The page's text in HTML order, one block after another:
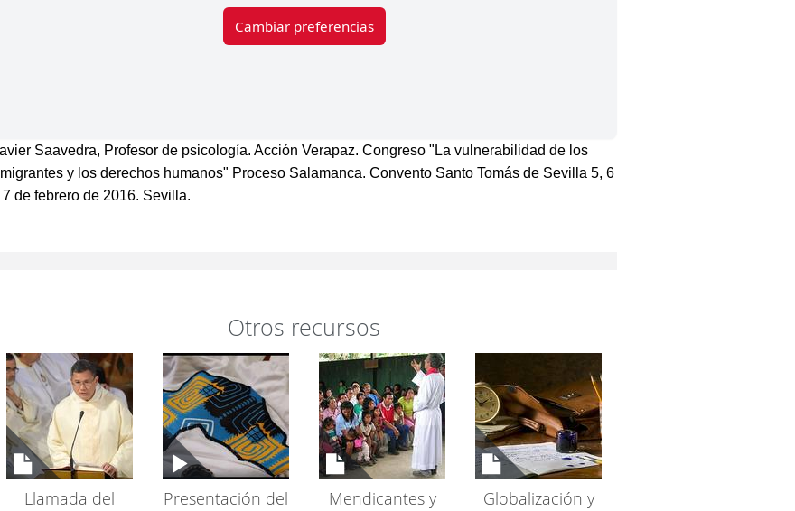
Cambiar preferencias
Saavedra, Profesor de psicología. Acción Verapaz. Congreso "La vulnerabilidad de los
y los derechos humanos" Proceso Salamanca. Convento Santo Tomás de Sevilla 5, 6
7 de febrero de 2016. Sevilla.
Otros recursos
Llamada del
Presentación del
Mendicantes y
Globalización y